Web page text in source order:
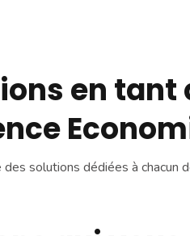
en tant
solutions dédiées à chacun